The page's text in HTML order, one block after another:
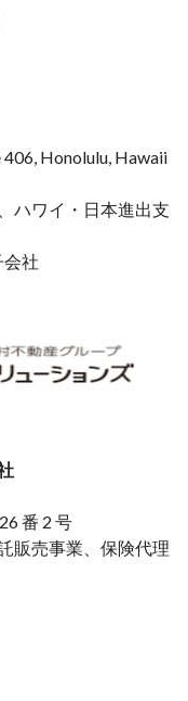
406, Honolulu, Hawaii
ハワイ・日本進出支
社
番 2 号
販売事業、保険代理